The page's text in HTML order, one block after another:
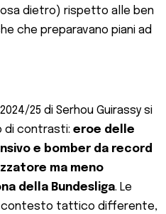
dietro) rispetto alle ben
che preparavano piani ad
25 di Serhou Guirassy si
di contrasti: eroe delle
e bomber da record
ma meno
della Bundesliga. Le
contesto tattico differente,